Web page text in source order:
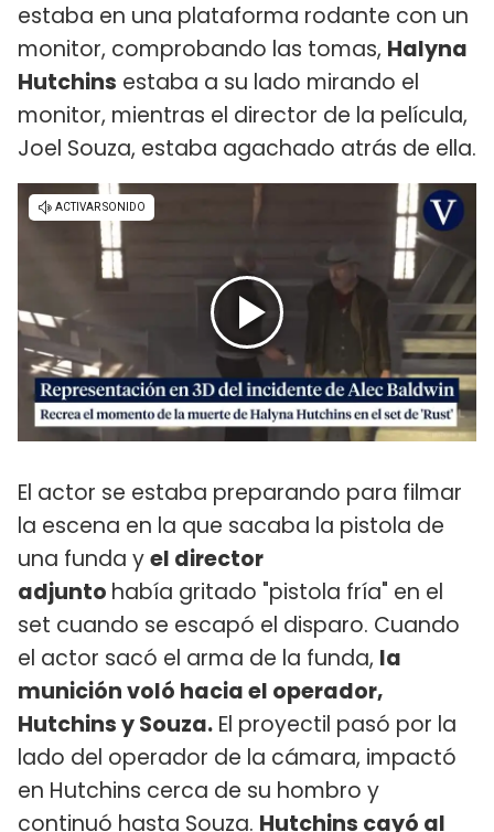
estaba en una plataforma rodante con un
monitor, comprobando las tomas, Halyna
Hutchins estaba a su lado mirando el
monitor, mientras el director de la película,
Joel Souza, estaba agachado atrás de ella.
El actor se estaba preparando para filmar
la escena en la que sacaba la pistola de
una funda yel director
adjunto había gritado "pistola fría" en el
set cuando se escapó el disparo. Cuando
el actor sacó el arma de la funda, la
munición voló hacia el operador,
Hutchins y Souza. El proyectil pasó por la
lado del operador de la cámara, impactó
en Hutchins cerca de su hombro y
continuó hasta Souza. Hutchins cayó al